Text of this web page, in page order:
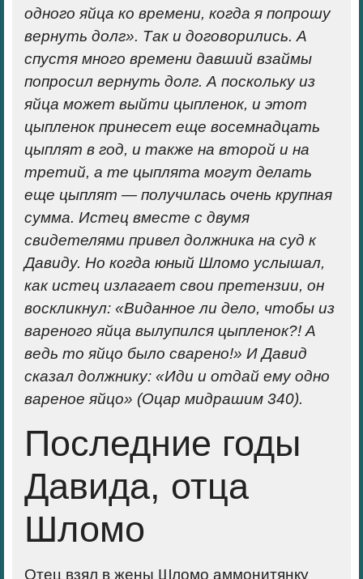
одного яйца ко времени, когда я попрошу
вернуть долг». Так и договорились. А
спустя много времени давший взаймы
попросил вернуть долг. А поскольку из
яйца может выйти цыпленок, и этот
цыпленок принесет еще восемнадцать
цыплят в год, и также на второй и на
третий, а те цыплята могут делать
еще цыплят — получилась очень крупная
сумма. Истец вместе с двумя
свидетелями привел должника на суд к
Давиду. Но когда юный Шломо услышал,
как истец излагает свои претензии, он
воскликнул: «Виданное ли дело, чтобы из
вареного яйца вылупился цыпленок?! А
ведь то яйцо было сварено!» И Давид
сказал должнику: «Иди и отдай ему одно
вареное яйцо» (Оцар мидрашим 340).
Последние годы
Давида, отца
Шломо
Отец взял в жены Шломо аммонитянку